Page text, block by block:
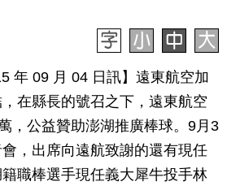
年 09 月 04 日訊】遠東航空加
在縣長的號召之下，遠東航空
，公益贊助澎湖推廣棒球。9月3
，出席向遠航致謝的還有現任
職棒選手現任義大犀牛投手林